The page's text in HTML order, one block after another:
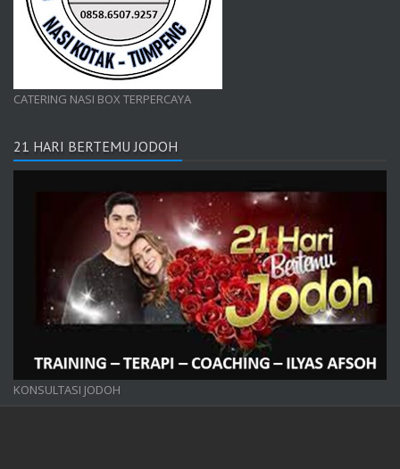
CATERING NASI BOX TERPERCAYA
21 HARI BERTEMU JODOH
KONSULTASI JODOH